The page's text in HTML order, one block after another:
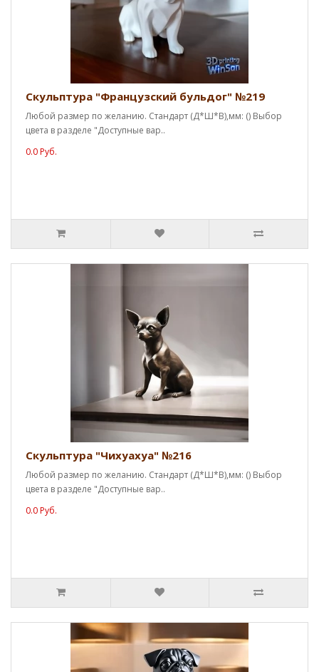
Скульптура "Французский бульдог" №219
Любой размер по желанию. Стандарт (Д*Ш*В),мм: () Выбор
цвета в разделе "Доступные вар..
0.0 Руб.
Скульптура "Чихуахуа" №216
Любой размер по желанию. Стандарт (Д*Ш*В),мм: () Выбор
цвета в разделе "Доступные вар..
0.0 Руб.